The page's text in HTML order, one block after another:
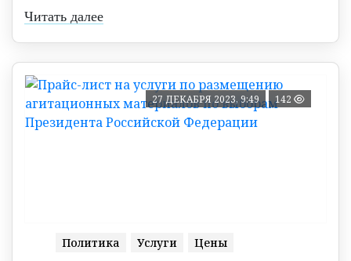
Читать далее
27 ДЕКАБРЯ 2023, 9:49 142
Политика Услуги Цены